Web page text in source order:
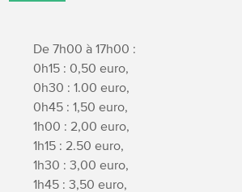
De 7h00 à 17h00 :
0h15 : 0,50 euro,
0h30 : 1.00 euro,
0h45 : 1,50 euro,
1h00 : 2,00 euro,
1h15 : 2.50 euro,
1h30 : 3,00 euro,
1h45 : 3,50 euro,